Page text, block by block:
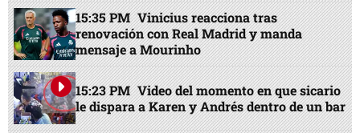
15:35 PM Vinicius reacciona tras
renovación con Real Madrid y manda
mensaje a Mourinho
15:23 PM Video del momento en que sicario
le dispara a Karen y Andrés dentro de un bar